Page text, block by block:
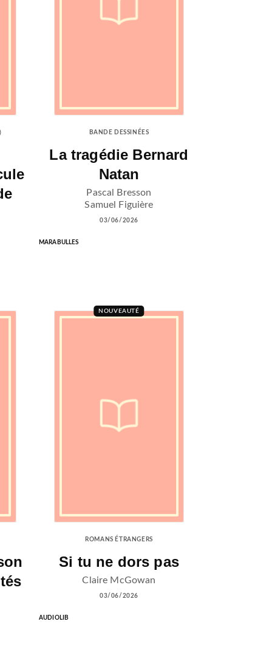
BANDE DESSINÉES
La tragédie Bernard
Natan
Pascal Bresson
Samuel Figuière
03/06/2026
MARABULLES
NOUVEAUTÉ
ROMANS ÉTRANGERS
Si tu ne dors pas
Claire McGowan
03/06/2026
AUDIOLIB